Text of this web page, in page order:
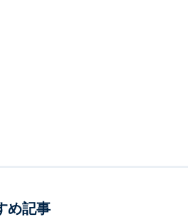
め記事